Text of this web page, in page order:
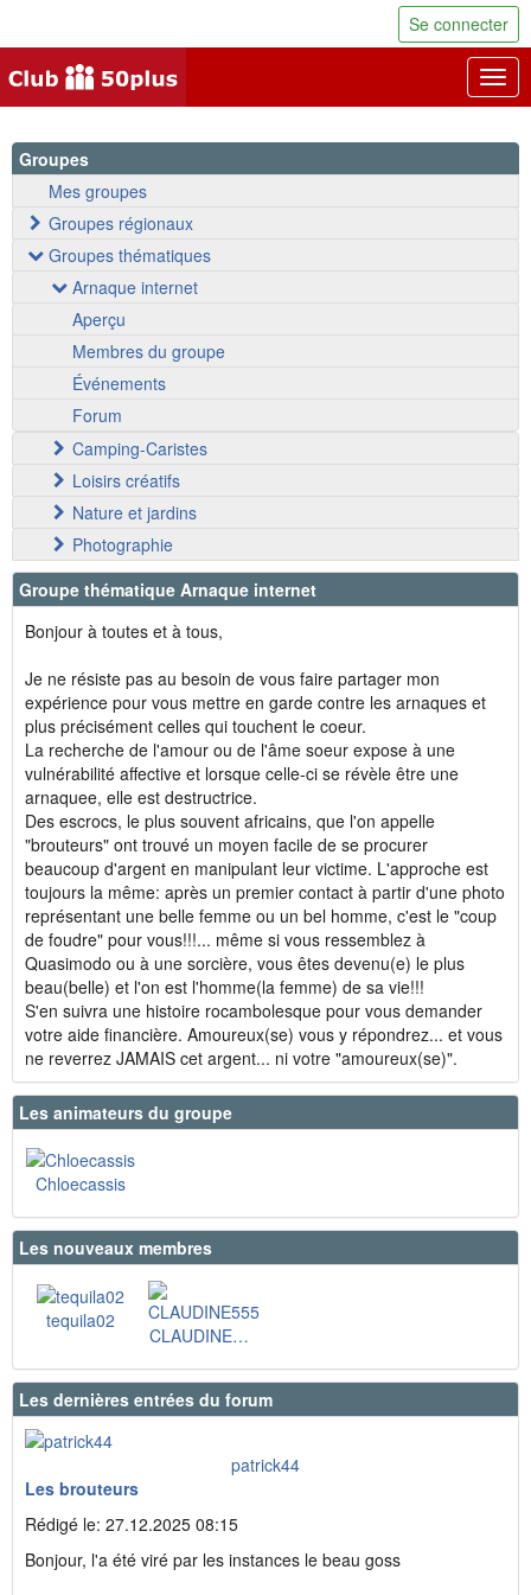
Se connecter
Groupes
Mes groupes
Groupes régionaux
Groupes thématiques
Arnaque internet
Aperçu
Membres du groupe
Événements
Forum
Camping-Caristes
Loisirs créatifs
Nature et jardins
Photographie
Groupe thématique Arnaque internet
Bonjour à toutes et à tous,
Je ne résiste pas au besoin de vous faire partager mon
expérience pour vous mettre en garde contre les arnaques et
plus précisément celles qui touchent le coeur.
La recherche de l'amour ou de l'âme soeur expose à une
vulnérabilité affective et lorsque celle-ci se révèle être une
arnaquee, elle est destructrice.
Des escrocs, le plus souvent africains, que l'on appelle
"brouteurs" ont trouvé un moyen facile de se procurer
beaucoup d'argent en manipulant leur victime. L'approche est
toujours la même: après un premier contact à partir d'une photo
représentant une belle femme ou un bel homme, c'est le "coup
de foudre" pour vous!!!... même si vous ressemblez à
Quasimodo ou à une sorcière, vous êtes devenu(e) le plus
beau(belle) et l'on est l'homme(la femme) de sa vie!!!
S'en suivra une histoire rocambolesque pour vous demander
votre aide financière. Amoureux(se) vous y répondrez... et vous
ne reverrez JAMAIS cet argent... ni votre "amoureux(se)".
Les animateurs du groupe
Chloecassis
Les nouveaux membres
tequila02
CLAUDINE555
Les dernières entrées du forum
patrick44
Les brouteurs
Rédigé le: 27.12.2025 08:15
Bonjour, l'a été viré par les instances le beau goss